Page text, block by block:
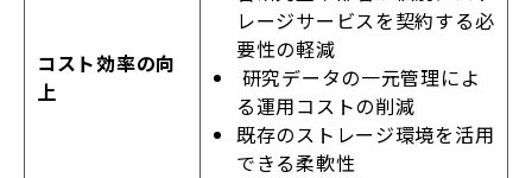
コスト効率の向
上
レージサービスを契約する必
要性の軽減
研究データの一元管理によ
る運用コストの削減
既存のストレージ環境を活用
できる柔軟性